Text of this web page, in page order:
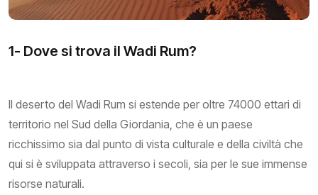
1- Dove si trova il Wadi Rum?
Il deserto del Wadi Rum si estende per oltre 74000 ettari di
territorio nel Sud della Giordania, che è un paese
ricchissimo sia dal punto di vista culturale e della civiltà che
qui si è sviluppata attraverso i secoli, sia per le sue immense
risorse naturali.